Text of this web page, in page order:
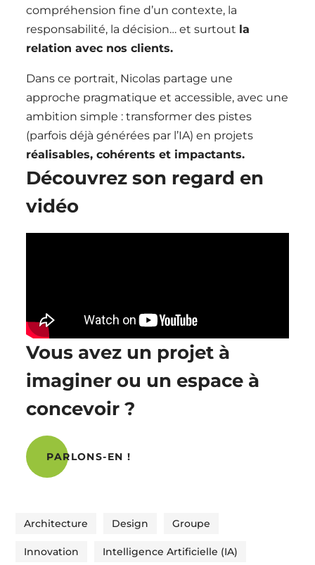
compréhension fine d’un contexte, la
responsabilité, la décision… et surtout la
relation avec nos clients.
Dans ce portrait, Nicolas partage une
approche pragmatique et accessible, avec une
ambition simple : transformer des pistes
(parfois déjà générées par l’IA) en projets
réalisables, cohérents et impactants.
Découvrez son regard en
vidéo
Vous avez un projet à
imaginer ou un espace à
concevoir ?
PARLONS-EN !
Architecture Design Groupe
Innovation Intelligence Artificielle (IA)